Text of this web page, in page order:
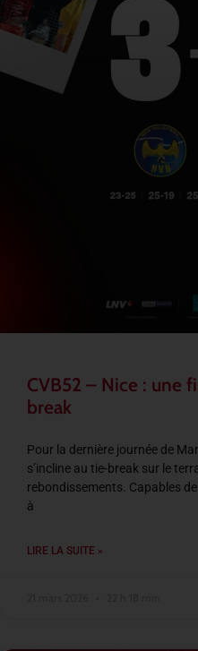
CVB52 – Nice : une
break
Pour la dernière journée de
s’incline au tie-break sur le
rebondissements. Capables
à
LIRE LA SUITE »